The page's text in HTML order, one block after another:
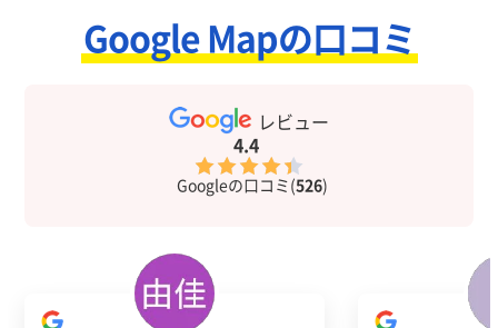
Google Mapの口コミ
レビュー
4.4
Googleの口コミ(526)